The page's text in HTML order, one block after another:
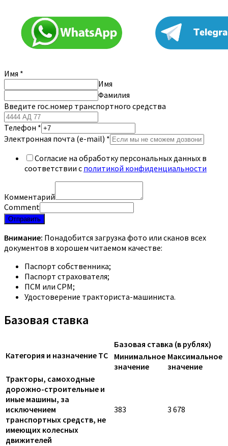
Имя *
Имя
Фамилия
Введите гос.номер транспортного средства
Телефон *
Электронная почта (e-mail) *
Согласие на обработку персональных данных в
соответствии с политикой конфиденциальности
Комментарий
Comment
Отправить
Внимание: Понадобится загрузка фото или сканов всех
документов в хорошем читаемом качестве:
Паспорт собственника;
Паспорт страхователя;
ПСМ или СРМ;
Удостоверение тракториста-машиниста.
Базовая ставка
Категория и назначение ТС
Базовая ставка (в рублях)
Минимальное
значение
Максимальное
значение
Тракторы, самоходные
дорожно-строительные и
иные машины, за
исключением
транспортных средств, не
имеющих колесных
движителей
383 3 678